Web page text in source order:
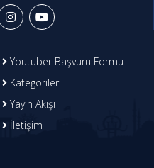
Youtuber Başvuru Formu
Kategoriler
Yayın Akışı
İletişim